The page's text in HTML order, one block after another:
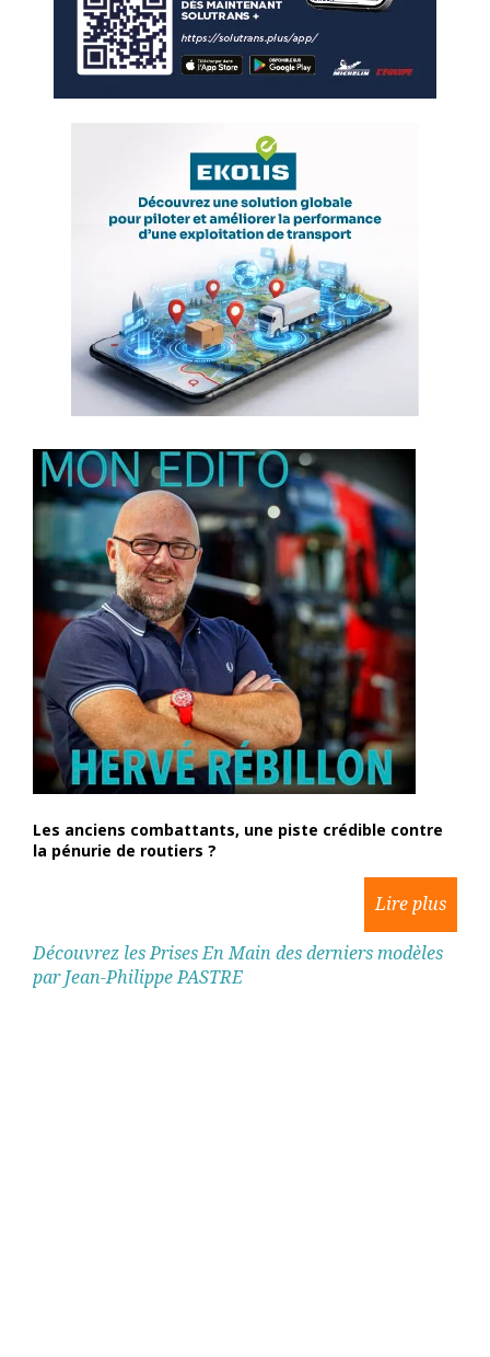
Les anciens combattants, une piste crédible contre
la pénurie de routiers ?
Découvrez les Prises En Main des derniers modèles
par Jean-Philippe PASTRE